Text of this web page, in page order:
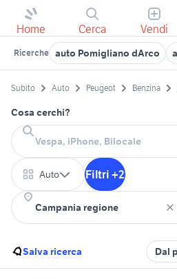
Home Cerca Vendi
Ricerche auto Pomigliano dArco
Subito Auto Peugeot Benzina
Cosa cerchi?
Auto Filtri +2
Salva ricerca Dal